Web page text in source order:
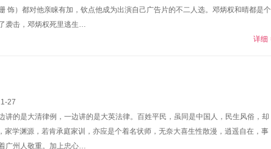
饰）都对他亲睐有加，钦点他成为出演自己广告片的不二人选。邓炳权和晴都是个
袭击，邓炳权死里逃生…
详细
27
的是大清律例，一边讲的是大英法律。百姓平民，虽同是中国人，民生风俗，却
学渊源，若肯承庭家训，亦应是个着名状师，无奈大喜生性散漫，逍遥自在，事
广州人敬重。加上忠心…